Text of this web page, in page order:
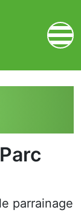
parrainage